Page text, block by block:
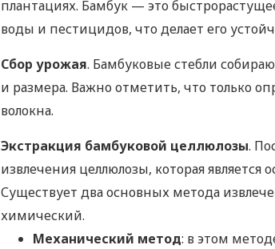
плантациях. Бамбук — это
воды и пестицидов, что делает его
Сбор урожая. Бамбуковые стебли
и размера. Важно отметить, что только
волокна.
Экстракция бамбуковой целлюлозы.
извлечения целлюлозы, которая
Существует два основных метода
химический.
Механический метод: в этом